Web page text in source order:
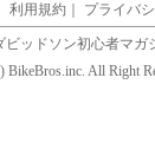
利用規約 プライバ
ビッドソン初心者マガ
BikeBros.inc. All Right